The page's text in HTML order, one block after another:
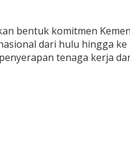
bentuk komitmen
dari hulu hingga ke
tenaga kerja